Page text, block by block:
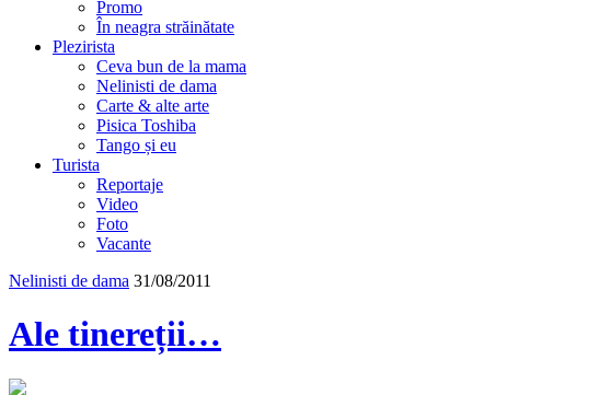
Promo
În neagra străinătate
Plezirista
Ceva bun de la mama
Nelinisti de dama
Carte & alte arte
Pisica Toshiba
Tango și eu
Turista
Reportaje
Video
Foto
Vacante
Nelinisti de dama 31/08/2011
Ale tinereții…